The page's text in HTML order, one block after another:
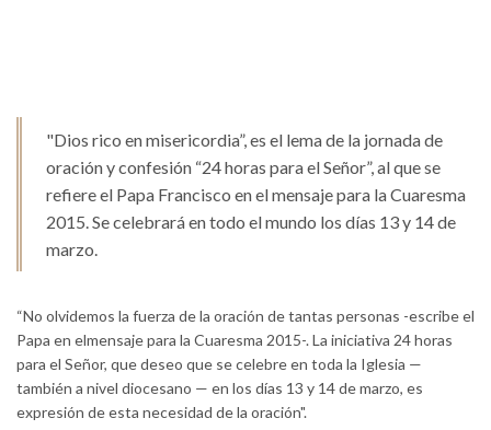
"Dios rico en misericordia”, es el lema de la jornada de
oración y confesión “24 horas para el Señor”, al que se
refiere el Papa Francisco en el mensaje para la Cuaresma
2015. Se celebrará en todo el mundo los días 13 y 14 de
marzo.
“No olvidemos la fuerza de la oración de tantas personas -escribe el
Papa en elmensaje para la Cuaresma 2015-. La iniciativa 24 horas
para el Señor, que deseo que se celebre en toda la Iglesia —
también a nivel diocesano — en los días 13 y 14 de marzo, es
expresión de esta necesidad de la oración".